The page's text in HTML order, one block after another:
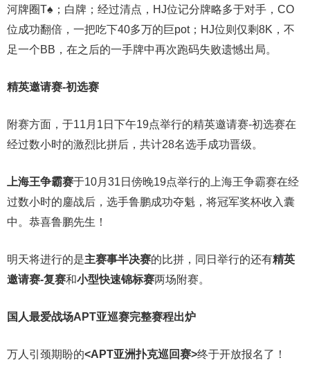
河牌圈T♠；白牌；经过清点，HJ位记分牌略多于对手，CO
位成功翻倍，一把吃下40多万的巨pot；HJ位则仅剩8K，不
足一个BB，在之后的一手牌中再次跑码失败遗憾出局。
精英邀请赛-初选赛
附赛方面，于11月1日下午19点举行的精英邀请赛-初选赛在
经过数小时的激烈比拼后，共计28名选手成功晋级。
上海王争霸赛于10月31日傍晚19点举行的上海王争霸赛在经
过数小时的鏖战后，选手鲁鹏成功夺魁，将冠军奖杯收入囊
中。恭喜鲁鹏先生！
明天将进行的是主赛事半决赛的比拼，同日举行的还有精英
邀请赛-复赛和小型快速锦标赛两场附赛。
国人最爱战场APT亚巡赛完整赛程出炉
万人引颈期盼的<APT亚洲扑克巡回赛>终于开放报名了！